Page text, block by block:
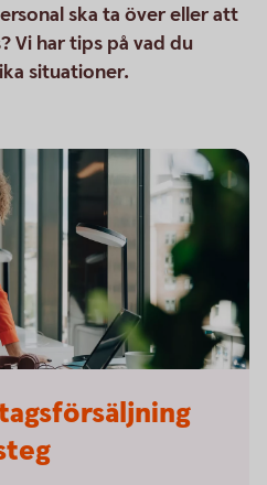
ska ta över eller att
Vi har tips på vad du
situationer.